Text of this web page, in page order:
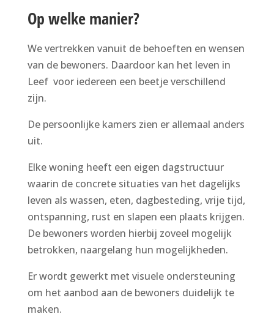
Op welke manier?
We vertrekken vanuit de behoeften en wensen
van de bewoners. Daardoor kan het leven in
Leef voor iedereen een beetje verschillend
zijn.
De persoonlijke kamers zien er allemaal anders
uit.
Elke woning heeft een eigen dagstructuur
waarin de concrete situaties van het dagelijks
leven als wassen, eten, dagbesteding, vrije tijd,
ontspanning, rust en slapen een plaats krijgen.
De bewoners worden hierbij zoveel mogelijk
betrokken, naargelang hun mogelijkheden.
Er wordt gewerkt met visuele ondersteuning
om het aanbod aan de bewoners duidelijk te
maken.